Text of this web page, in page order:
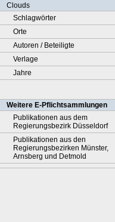
Clouds
Schlagwörter
Orte
Autoren / Beteiligte
Verlage
Jahre
Weitere E-Pflichtsammlungen
Publikationen aus dem
Regierungsbezirk Düsseldorf
Publikationen aus den
Regierungsbezirken Münster,
Arnsberg und Detmold